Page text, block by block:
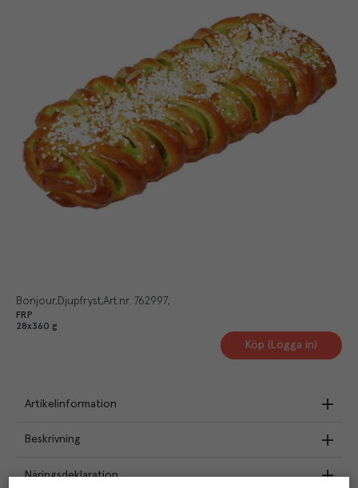
Bonjour Djupfryst Art.nr. 762997
FRP
28x360 g
Köp (Logga in)
Artikelinformation
Beskrivning
Näringsdeklaration